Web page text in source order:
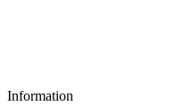
Information